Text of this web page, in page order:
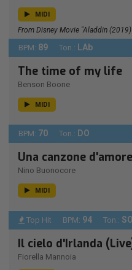
MIDI
From Disney Movie "Aladdin
BPM: 89 Ton.: LAb
The time of my life
Benson Boone
MIDI
BPM: 70 Ton.: DO
Una canzone d'amore
Nino Buonocore
MIDI
Top Hit BPM: 94 Ton.:
Il cielo d'Irlanda
Fiorella Mannoia